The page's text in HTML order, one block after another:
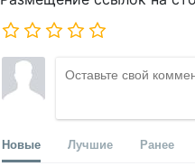
Новые Лучшие Ранее